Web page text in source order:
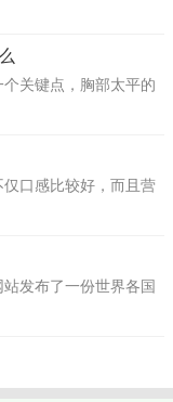
关键点，胸部太平的
口感比较好，而且营
发布了一份世界各国